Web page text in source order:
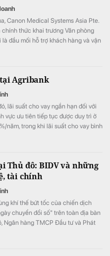
Canon Medical Systems Asia Pte.
chính thức khai trương Văn phòng
là đầu mối hỗ trợ khách hàng và vận
Agribank
lãi suất cho vay ngắn hạn đối với
vực ưu tiên tiếp tục được duy trì ở
năm, trong khi lãi suất cho vay bình
Thủ đô: BIDV và những
tài chính
khí thế bứt tốc của chiến dịch
chuyển đổi số" trên toàn địa bàn
Ngân hàng TMCP Đầu tư và Phát